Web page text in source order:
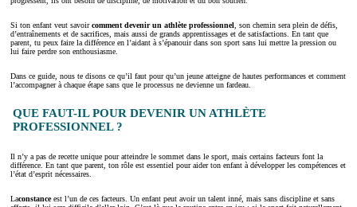
Si ton enfant veut savoircomment devenir un athlète professionnel , son chemin sera plein de défis,
d’entraînements et de sacrifices, mais aussi de grands apprentissages et de satisfactions. En tant que
parent, tu peux faire la différence en l’aidant à s’épanouir dans son sport sans lui mettre la pression ou
lui faire perdre son enthousiasme.
Dans ce guide, nous te disons ce qu’il faut pour qu’un jeune atteigne de hautes performances et comment
l’accompagner à chaque étape sans que le processus ne devienne un fardeau.
QUE FAUT-IL POUR DEVENIR UN ATHLÈTE
PROFESSIONNEL ?
Il n’y a pas de recette unique pour atteindre le sommet dans le sport, mais certains facteurs font la
différence. En tant que parent, ton rôle est essentiel pour aider ton enfant à développer les compétences et
l’état d’esprit nécessaires.
Laconstanceest l’un de ces facteurs. Un enfant peut avoir un talent inné, mais sans discipline et sans